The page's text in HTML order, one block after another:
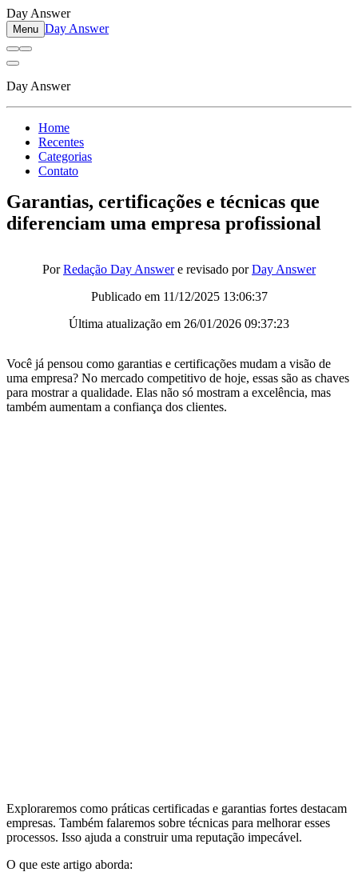
Day Answer
Menu Day Answer
Day Answer
Home
Recentes
Categorias
Contato
Garantias, certificações e técnicas que
diferenciam uma empresa profissional
PorRedação Day Answere revisado porDay Answer
Publicado em 11/12/2025 13:06:37
Última atualização em 26/01/2026 09:37:23
Você já pensou como garantias e certificações mudam a visão de
uma empresa? No mercado competitivo de hoje, essas são as chaves
para mostrar a qualidade. Elas não só mostram a excelência, mas
também aumentam a confiança dos clientes.
Exploraremos como práticas certificadas e garantias fortes destacam
empresas. Também falaremos sobre técnicas para melhorar esses
processos. Isso ajuda a construir uma reputação impecável.
O que este artigo aborda: